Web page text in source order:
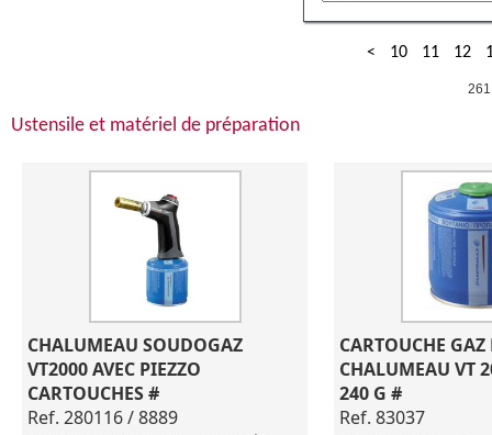
< 10 11 12
Ustensile et matériel de préparation
CHALUMEAU SOUDOGAZ
VT2000 AVEC PIEZZO
CARTOUCHES #
Ref. 280116 / 8889
CARTOUCHE GAZ
CHALUMEAU VT
240 G #
Ref. 83037